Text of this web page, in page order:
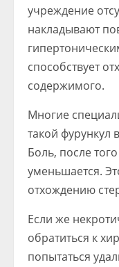
учреждение
накладывают
способствует
содержимого.
Многие
такой фурункул
Боль, после
уменьшается.
отхождению
Если же
обратиться к
попытаться